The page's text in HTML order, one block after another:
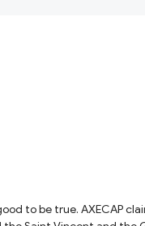
to be true. AXECAP